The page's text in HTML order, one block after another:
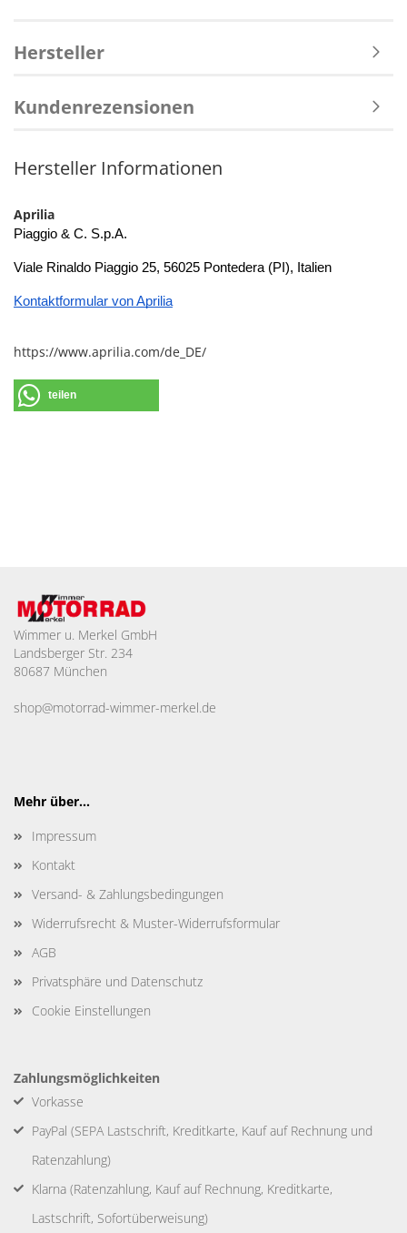
Hersteller
Kundenrezensionen
Hersteller Informationen
Aprilia
Piaggio & C. S.p.A.
Viale Rinaldo Piaggio 25, 56025 Pontedera (PI), Italien
Kontaktformular von Aprilia
https://www.aprilia.com/de_DE/
teilen
Wimmer u. Merkel GmbH
Landsberger Str. 234
80687 München
shop@motorrad-wimmer-merkel.de
Mehr über...
Impressum
Kontakt
Versand- & Zahlungsbedingungen
Widerrufsrecht & Muster-Widerrufsformular
AGB
Privatsphäre und Datenschutz
Cookie Einstellungen
Zahlungsmöglichkeiten
Vorkasse
PayPal (SEPA Lastschrift, Kreditkarte, Kauf auf Rechnung und
Ratenzahlung)
Klarna (Ratenzahlung, Kauf auf Rechnung, Kreditkarte,
Lastschrift, Sofortüberweisung)